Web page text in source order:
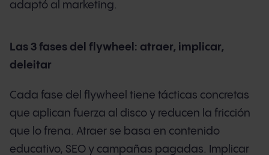
adaptó al marketing.
Las 3 fases del flywheel: atraer, implicar,
deleitar
Cada fase del flywheel tiene tácticas concretas
que aplican fuerza al disco y reducen la fricción
que lo frena. Atraer se basa en contenido
educativo, SEO y campañas pagadas. Implicar